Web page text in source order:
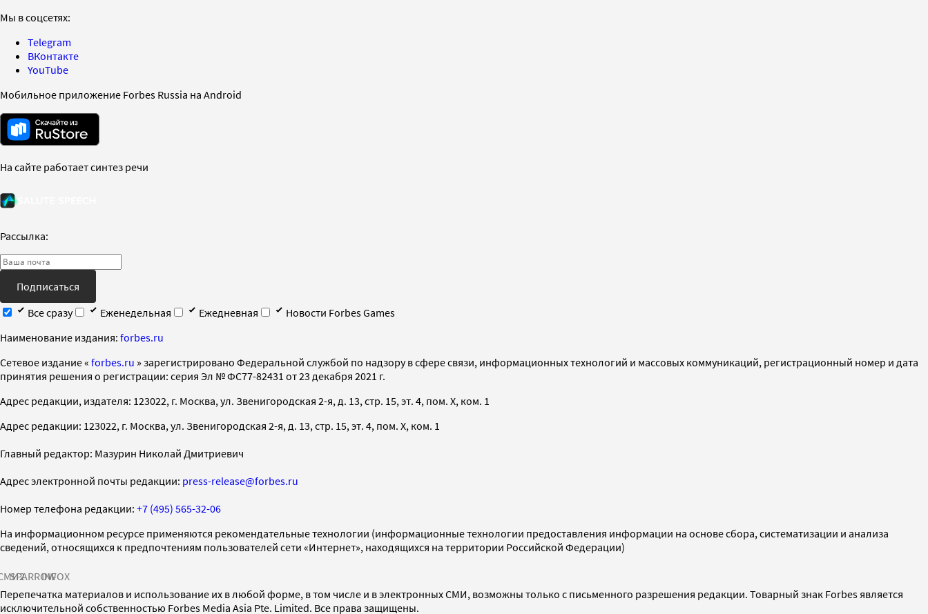
Мы в соцсетях:
Telegram
ВКонтакте
YouTube
Мобильное приложение Forbes Russia на Android
На сайте работает синтез речи
Рассылка:
Подписаться
Все сразу
Еженедельная Ежедневная
Новости Forbes Games
Наименование издания: forbes.ru
Cетевое издание « forbes.ru » зарегистрировано Федеральной службой по надзору в сфере связи, информационных технологий и массовых коммуникаций, регистрационный номер и дата
принятия решения о регистрации: серия Эл № ФС77-82431 от 23 декабря 2021 г.
Адрес редакции, издателя: 123022, г. Москва, ул. Звенигородская 2-я, д. 13, стр. 15, эт. 4, пом. X, ком. 1
Адрес редакции: 123022, г. Москва, ул. Звенигородская 2-я, д. 13, стр. 15, эт. 4, пом. X, ком. 1
Главный редактор: Мазурин Николай Дмитриевич
Адрес электронной почты редакции: press-release@forbes.ru
Номер телефона редакции: +7 (495) 565-32-06
На информационном ресурсе применяются рекомендательные технологии (информационные технологии предоставления информации на основе сбора, систематизации и анализа
сведений, относящихся к предпочтениям пользователей сети «Интернет», находящихся на территории Российской Федерации)
SPARROWINFOX
Перепечатка материалов и использование их в любой форме, в том числе и в электронных СМИ, возможны только с письменного разрешения редакции. Товарный знак Forbes является
исключительной собственностью Forbes Media Asia Pte. Limited. Все права защищены.